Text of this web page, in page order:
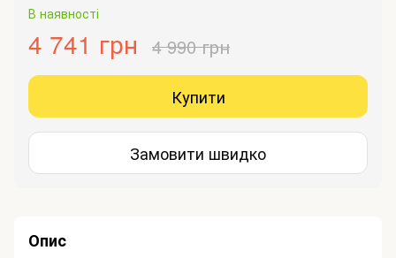
В наявності
4 741 грн 4 990 грн
Купити
Замовити швидко
Опис